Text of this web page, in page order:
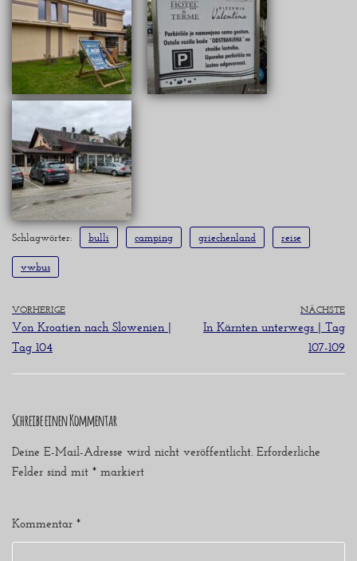
Schlagwörter: bulli camping griechenland reise
vwbus
VORHERIGE
Von Kroatien nach Slowenien |
Tag 104
NÄCHSTE
In Kärnten unterwegs | Tag
107-109
Schreibe einen Kommentar
Deine E-Mail-Adresse wird nicht veröffentlicht. Erforderliche
Felder sind mit * markiert
Kommentar *